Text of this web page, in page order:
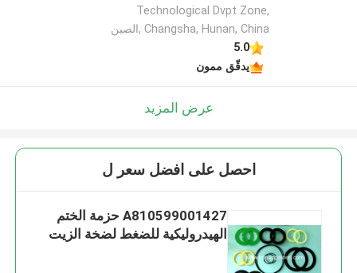
Technological Dvpt Zone,
Changsha, Hunan, China ,الصين
5.0
يدقّق ممون
عرض المزيد
احصل على افضل سعر ل
A810599001427 حزمة الختم
الهيدروليكية للضغط لضخة الزيت